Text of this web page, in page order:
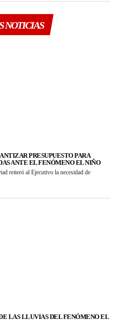
NOTICIAS
PRESUPUESTO PARA
ANTE EL FENÓMENO EL NIÑO
reiteró al Ejecutivo la necesidad de
LAS LLUVIAS DEL FENÓMENO EL